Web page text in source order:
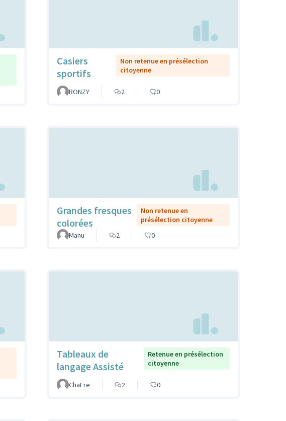
Casiers
sportifs
Non retenue en présélection
citoyenne
RONZY 2 0
Grandes fresques
colorées
Non retenue en
présélection citoyenne
Manu
2 0
Tableaux de
langage Assisté
Retenue en présélection
citoyenne
ChaFre 2 0